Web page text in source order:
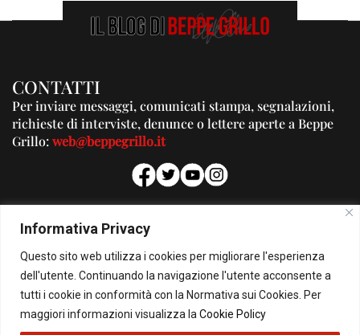
Informativa Privacy
Questo sito web utilizza i cookies per migliorare l'esperienza
dell'utente. Continuando la navigazione l'utente acconsente a
tutti i cookie in conformità con la Normativa sui Cookies. Per
maggiori informazioni visualizza la Cookie Policy
CONTATTI
Per inviare messaggi, comunicati stampa, segnalazioni,
richieste di interviste, denunce o lettere aperte a Beppe
Grillo:web@beppegrillo.it
PUBBLICITA'
Per la tua pubblicità su questo Blog:
pubblicita@beppegrillo.it